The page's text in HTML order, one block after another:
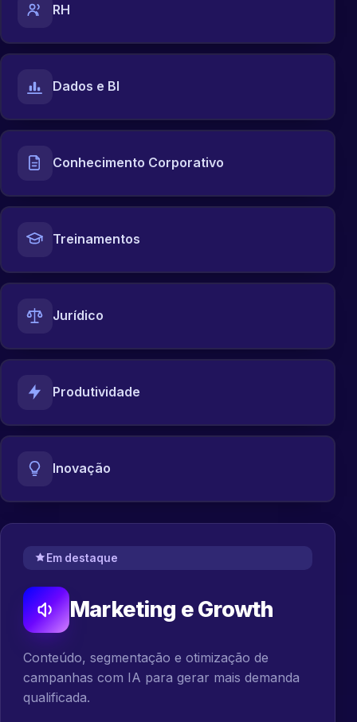
RH
Dados e BI
Conhecimento Corporativo
Treinamentos
Jurídico
Produtividade
Inovação
Em destaque
Marketing e Growth
Conteúdo, segmentação e otimização de
campanhas com IA para gerar mais demanda
qualificada.